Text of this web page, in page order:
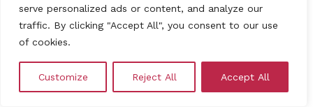
serve personalized ads or content, and analyze our
traffic. By clicking "Accept All", you consent to our use
of cookies.
Customize Reject All Accept All
contesta todas las dudas que se tengan.
¿Que se aprende en una cata de vinos?
En una cata de vinos se aprende a determinar